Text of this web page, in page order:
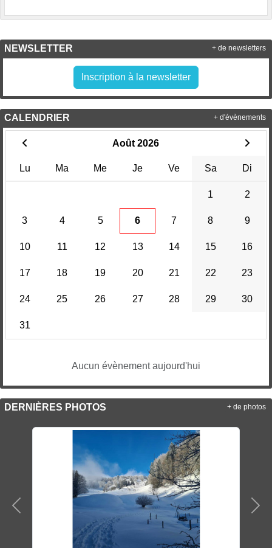
NEWSLETTER
Inscription à la newsletter
+ de newsletters
CALENDRIER
Août 2026
Lu Ma Me Je Ve Sa Di
1 2
3 4 5 6 7 8 9
10 11 12 13 14 15 16
17 18 19 20 21 22 23
24 25 26 27 28 29 30
31
Aucun évènement aujourd'hui
+ d'évènements
DERNIÈRES PHOTOS
Précedent
+ de photos